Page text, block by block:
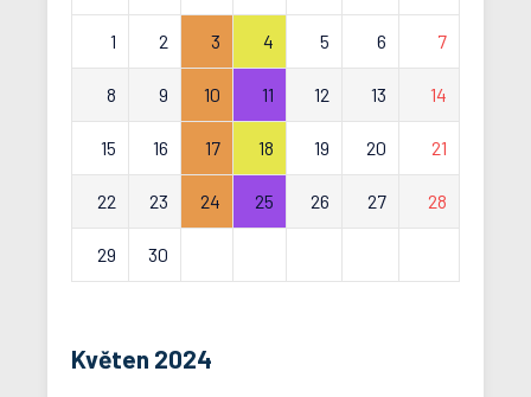
1 2 3 4 5 6 7
8 9 10 11 12 13 14
15 16 17 18 19 20 21
22 23 24 25 26 27 28
29 30
Květen 2024